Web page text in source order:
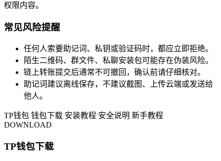
权限内容。
常见风险提醒
任何人索要助记词、私钥或验证码时，都应立即拒绝。
陌生二维码、群文件、私聊安装包可能存在伪装风险。
链上转账提交后通常不可撤回，确认前请仔细核对。
助记词建议离线保存，不建议截图、上传云端或发送给
他人。
TP钱包 钱包下载 安装教程 安全说明 新手教程
DOWNLOAD
TP钱包下载